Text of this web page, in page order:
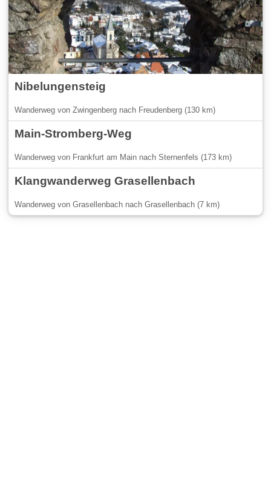
Nibelungensteig
Wanderweg von Zwingenberg nach Freudenberg (130 km)
Main-Stromberg-Weg
Wanderweg von Frankfurt am Main nach Sternenfels (173 km)
Klangwanderweg Grasellenbach
Wanderweg von Grasellenbach nach Grasellenbach (7 km)